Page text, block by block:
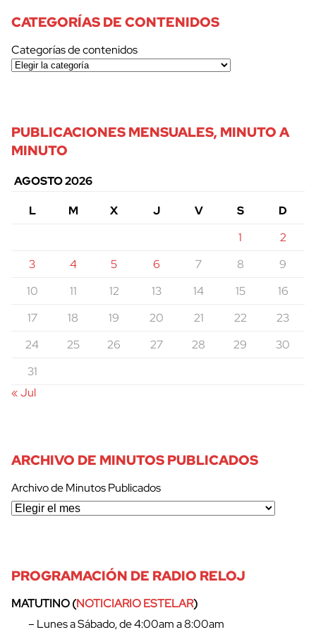
CATEGORÍAS DE CONTENIDOS
Categorías de contenidos
PUBLICACIONES MENSUALES, MINUTO A
MINUTO
AGOSTO 2026
L
M X J V S
D
1
2
3
4 5 6 7 8
9
10
11 12 13 14 15
16
17
18 19 20 21 22
23
24
25 26 27 28 29
30
31
« Jul
ARCHIVO DE MINUTOS PUBLICADOS
Archivo de Minutos Publicados
PROGRAMACIÓN DE RADIO RELOJ
MATUTINO (NOTICIARIO ESTELAR)
– Lunes a Sábado, de 4:00am a 8:00am